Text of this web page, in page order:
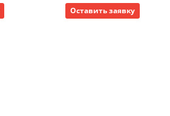
Оставить заявку